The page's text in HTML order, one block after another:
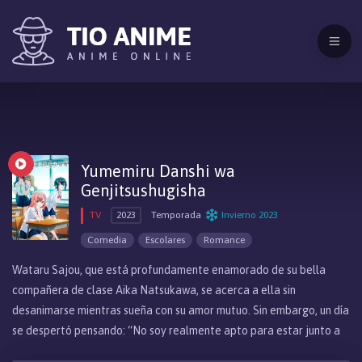
Yumemiru Danshi wa
Genjitsushugisha
TV 2023 Temporada Invierno 2023
Comedia Escolares Romance
Wataru Sajou, que está profundamente enamorado de su bella
compañera de clase Aika Natsukawa, se acerca a ella sin
desanimarse mientras sueña con su amor mutuo. Sin embargo, un día
se despertó pensando: “No soy realmente apto para estar junto a